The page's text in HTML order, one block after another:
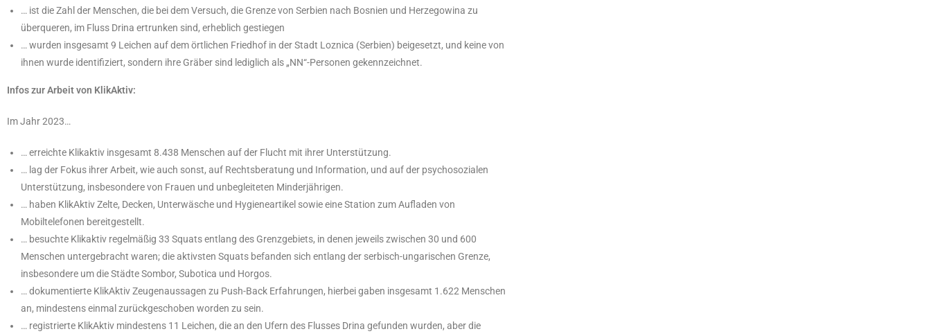
… ist die Zahl der Menschen, die bei dem Versuch, die Grenze von Serbien nach Bosnien und Herzegowina zu
überqueren, im Fluss Drina ertrunken sind, erheblich gestiegen
… wurden insgesamt 9 Leichen auf dem örtlichen Friedhof in der Stadt Loznica (Serbien) beigesetzt, und keine von
ihnen wurde identifiziert, sondern ihre Gräber sind lediglich als „NN“-Personen gekennzeichnet.
Infos zur Arbeit von KlikAktiv:
Im Jahr 2023…
… erreichte Klikaktiv insgesamt 8.438 Menschen auf der Flucht mit ihrer Unterstützung.
… lag der Fokus ihrer Arbeit, wie auch sonst, auf Rechtsberatung und Information, und auf der psychosozialen
Unterstützung, insbesondere von Frauen und unbegleiteten Minderjährigen.
… haben KlikAktiv Zelte, Decken, Unterwäsche und Hygieneartikel sowie eine Station zum Aufladen von
Mobiltelefonen bereitgestellt.
… besuchte Klikaktiv regelmäßig 33 Squats entlang des Grenzgebiets, in denen jeweils zwischen 30 und 600
Menschen untergebracht waren; die aktivsten Squats befanden sich entlang der serbisch-ungarischen Grenze,
insbesondere um die Städte Sombor, Subotica und Horgos.
… dokumentierte KlikAktiv Zeugenaussagen zu Push-Back Erfahrungen, hierbei gaben insgesamt 1.622 Menschen
an, mindestens einmal zurückgeschoben worden zu sein.
… registrierte KlikAktiv mindestens 11 Leichen, die an den Ufern des Flusses Drina gefunden wurden, aber die